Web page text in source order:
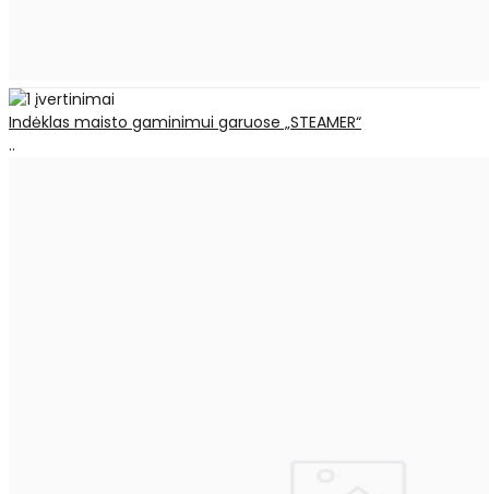
Indėklas maisto gaminimui garuose „STEAMER“
..